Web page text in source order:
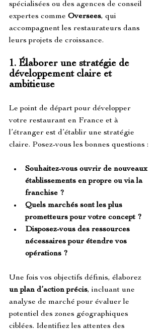
spécialisées ou des agences de conseil
expertes comme Oversees, qui
accompagnent les restaurateurs dans
leurs projets de croissance.
1. Élaborer une stratégie de
développement claire et
ambitieuse
Le point de départ pour développer
votre restaurant en France et à
l’étranger est d’établir une stratégie
claire. Posez-vous les bonnes questions :
Souhaitez-vous ouvrir de nouveaux
établissements en propre ou via la
franchise ?
Quels marchés sont les plus
prometteurs pour votre concept ?
Disposez-vous des ressources
nécessaires pour étendre vos
opérations ?
Une fois vos objectifs définis, élaborez
un plan d’action précis, incluant une
analyse de marché pour évaluer le
potentiel des zones géographiques
ciblées. Identifiez les attentes des